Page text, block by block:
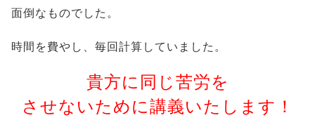
面倒なものでした。
時間を費やし、毎回計算していました。
貴方に同じ苦労を
させないために講義いたします！